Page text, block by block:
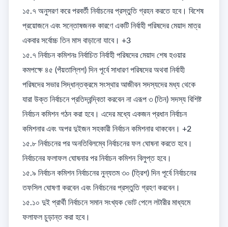
১৫.৭ অনুসরণ করে পরবর্তী নির্বাচনের প্রস্তুতি গ্রহন করতে হবে। বিশেষ
প্রয়োজনে এবং সন্তোষজনক কারণে একটি নির্বাহী পরিষদের মেয়াদ মাত্র
একবার সর্বোচ্চ তিন মাস বাড়ানো যাবে। +3
১৫.৭ নির্বাচন কমিশনঃ নির্বাচিত নির্বাহী পরিষদের মেয়াদ শেষ হওয়ার
কমপক্ষে ৪৫ (পঁয়তাল্লিশ) দিন পূর্বে সাধারণ পরিষদের অথবা নির্বাহী
পরিষদের সভার সিদ্ধান্তক্রমে সংস্থার আজীবন সদস্যদের মধ্য থেকে
যারা উক্ত নির্বাচনে প্রতিদ্বন্দ্বিতা করবেন না এরূপ ৩ (তিন) সদস্য বিশিষ্ট
নির্বাচন কমিশন গঠন করা হবে। এদের মধ্যে একজন প্রধান নির্বাচন
কমিশনার এবং অপর দুইজন সহকারী নির্বাচন কমিশনার থাকবেন। +2
১৫.৮ নির্বাচনের পর অনতিবিলম্বে নির্বাচনের ফল ঘোষনা করতে হবে।
নির্বাচনের ফলাফল ঘোষনার পর নির্বাচন কমিশন বিলুপ্ত হবে।
১৫.৯ নির্বাচন কমিশন নির্বাচনের নুন্যতম ৩০ (ত্রিশ) দিন পূর্বে নির্বাচনের
তফসিল ঘোষণা করবেন এবং নির্বাচনের প্রস্তুতি গ্রহণ করবেন।
১৫.১০ দুই প্রার্থী নির্বাচনে সমান সংখ্যক ভোট পেলে লটারীর মাধ্যমে
ফলাফল চুড়ান্ত করা হবে।